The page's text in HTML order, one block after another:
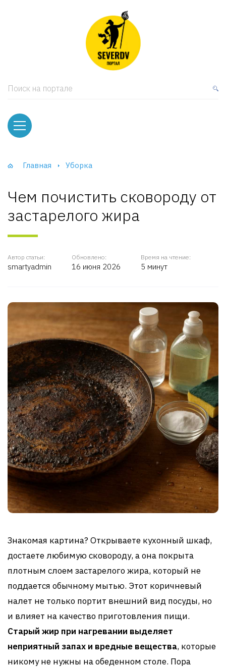
Поиск на портале
Главная Уборка
Чем почистить сковороду от
застарелого жира
Автор статьи:
smartyadmin
Обновлено:
16 июня 2026
Время на чтение:
5 минут
Знакомая картина? Открываете кухонный шкаф,
достаете любимую сковороду, а она покрыта
плотным слоем застарелого жира, который не
поддается обычному мытью. Этот коричневый
налет не только портит внешний вид посуды, но
и влияет на качество приготовления пищи.
Старый жир при нагревании выделяет
неприятный запах и вредные вещества, которые
никому не нужны на обеденном столе. Пора
и тумбы